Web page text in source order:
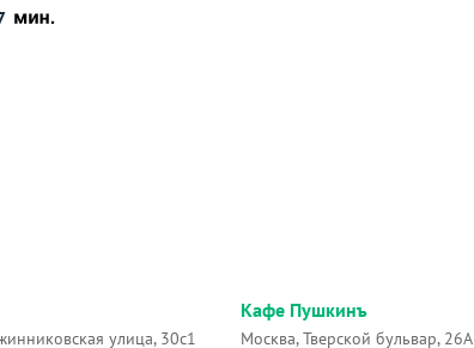
улица, 30с1
Кафе Пушкинъ
Москва, Тверской бульвар, 26А